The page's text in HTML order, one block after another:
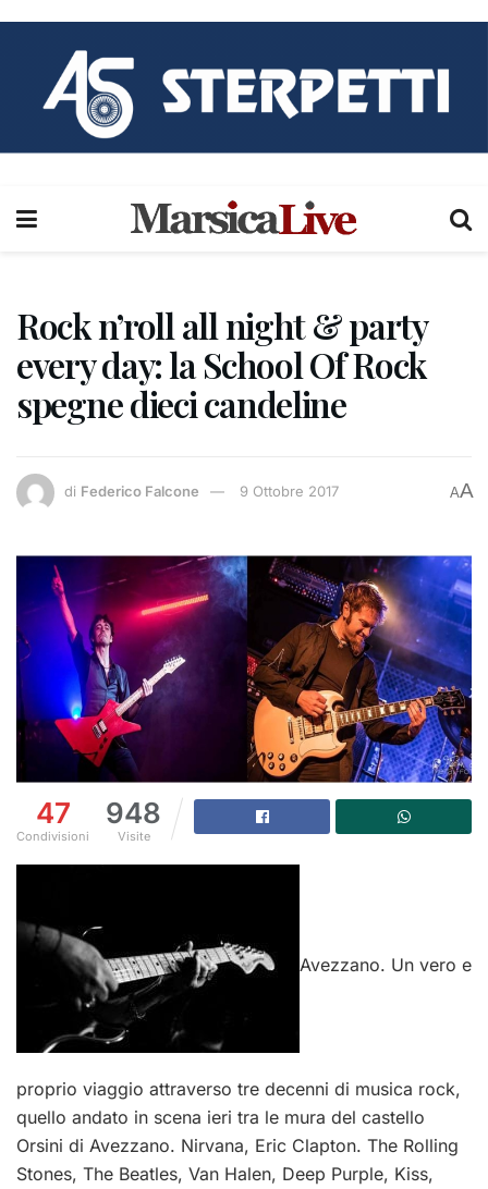
Rock n’roll all night & party
every day: la School Of Rock
spegne dieci candeline
di Federico Falcone 9 Ottobre 2017 AA
47
Condivisioni
948
Visite
Avezzano. Un vero e
proprio viaggio attraverso tre decenni di musica rock,
quello andato in scena ieri tra le mura del castello
Orsini di Avezzano. Nirvana, Eric Clapton. The Rolling
Stones, The Beatles, Van Halen, Deep Purple, Kiss,